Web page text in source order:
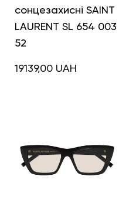
сонцезахисні SAINT
LAURENT SL 654 003
52
19139,00 UAH